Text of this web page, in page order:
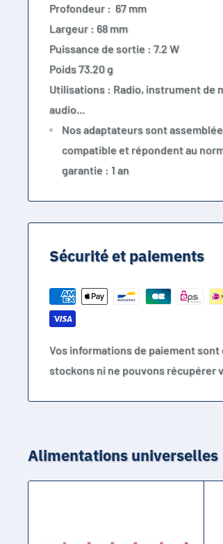
Profondeur : 67 mm
Largeur : 68 mm
Puissance de sortie : 7.2 W
Poids 73.20 g
Utilisations : Radio, instrument de
audio...
Nos adaptateurs sont
compatible et répondent au
garantie : 1 an
Sécurité et paiements
Vos informations de paiement
stockons ni ne pouvons récupérer
Alimentations universelles